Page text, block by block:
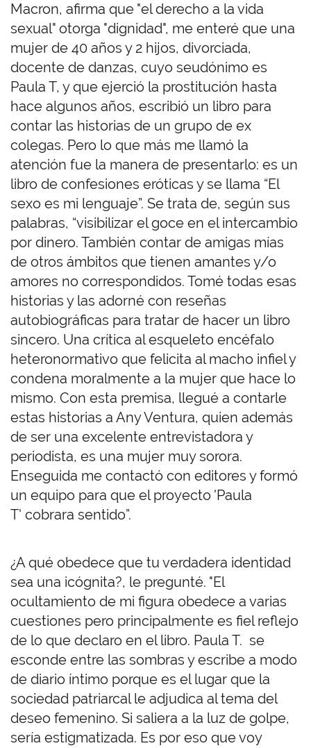
Macron, afirma que "el derecho a la vida
sexual" otorga "dignidad", me enteré que una
mujer de 40 años y 2 hijos, divorciada,
docente de danzas, cuyo seudónimo es
Paula T, y que ejerció la prostitución hasta
hace algunos años, escribió un libro para
contar las historias de un grupo de ex
colegas. Pero lo que más me llamó la
atención fue la manera de presentarlo: es un
libro de confesiones eróticas y se llama “El
sexo es mi lenguaje”. Se trata de, según sus
palabras, “visibilizar el goce en el intercambio
por dinero. También contar de amigas mías
de otros ámbitos que tienen amantes y/o
amores no correspondidos. Tomé todas esas
historias y las adorné con reseñas
autobiográficas para tratar de hacer un libro
sincero. Una crítica al esqueleto encéfalo
heteronormativo que felicita al macho infiel y
condena moralmente a la mujer que hace lo
mismo. Con esta premisa, llegué a contarle
estas historias a Any Ventura, quien además
de ser una excelente entrevistadora y
periodista, es una mujer muy sorora.
Enseguida me contactó con editores y formó
un equipo para que el proyecto 'Paula
T' cobrara sentido”.
¿A qué obedece que tu verdadera identidad
sea una icógnita?, le pregunté. "El
ocultamiento de mi figura obedece a varias
cuestiones pero principalmente es fiel reflejo
de lo que declaro en el libro. Paula T. se
esconde entre las sombras y escribe a modo
de diario íntimo porque es el lugar que la
sociedad patriarcal le adjudica al tema del
deseo femenino. Si saliera a la luz de golpe,
sería estigmatizada. Es por eso que voy